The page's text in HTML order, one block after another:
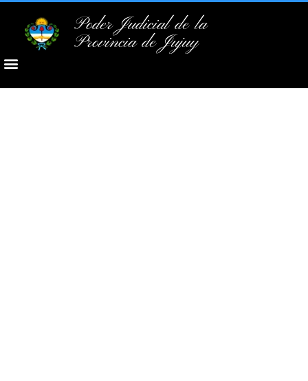
Poder Judicial de la
Provincia de Jujuy